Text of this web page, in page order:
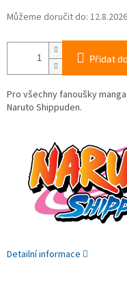
Můžeme doručit do: 12.8.2026
Přidat
Pro všechny fanoušky
Naruto Shippuden.
Detailní informace